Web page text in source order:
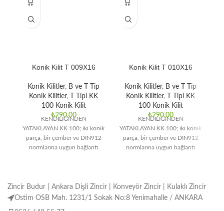
Konik Kilit T 009X16
Konik Kilitler, B ve T Tip
Konik Kilitler,
T Tipi KK
100 Konik Kilit
₺290,00
KENDİLİĞİNDEN
YATAKLAYAN KK 100; iki konik
parça, bir çember ve DİN912
normlarına uygun bağlantı
Konik Kilit T 010X16
Konik Kilitler, B ve T Tip
Konik Kilitler,
T Tipi KK
100 Konik Kilit
₺290,00
KENDİLİĞİNDEN
YATAKLAYAN KK 100; iki konik
parça, bir çember ve DİN912
normlarına uygun bağlantı
Zincir Budur | Ankara Dişli Zincir | Konveyör Zincir | Kulaklı Zincir
Ostim OSB Mah. 1231/1 Sokak No:8 Yenimahalle / ANKARA